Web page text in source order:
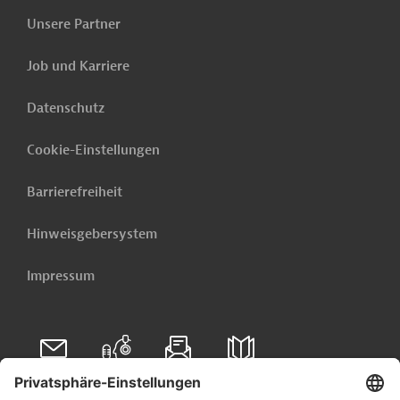
Unsere Partner
Job und Karriere
Datenschutz
Cookie-Einstellungen
Barrierefreiheit
Hinweisgebersystem
Impressum